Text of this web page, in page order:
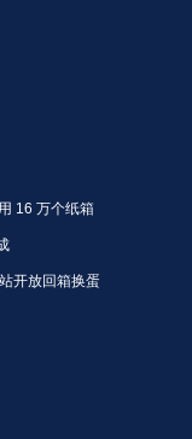
16 万个纸箱
开放回箱换蛋